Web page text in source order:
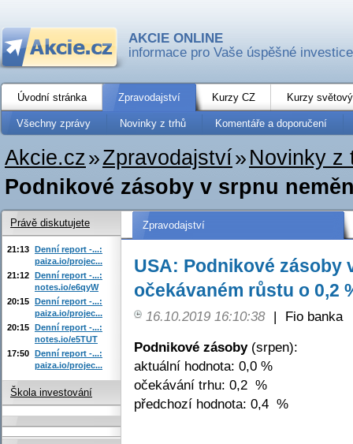
AKCIE ONLINE
informace pro Vaše úspěšné investice
Úvodní stránka Zpravodajství Kurzy CZ Kurzy
Všechny zprávy Novinky z trhů Komentáře a doporučení
Akcie.cz»Zpravodajství» Novinky z
Podnikové zásoby v srpnu
Zpravodajství
USA: Podnikové zásoby
očekávaném růstu o 0,2
16.10.2019 16:10:38 |
Fio banka
Podnikové zásoby(srpen):
aktuální hodnota: 0,0 %
očekávání trhu: 0,2 %
předchozí hodnota: 0,4 %
Právě diskutujete
21:13 Denní report -...:
paiza.io/projec...
21:12 Denní report -...:
notes.io/e6qyW
20:15 Denní report -...:
paiza.io/projec...
20:15 Denní report -...:
notes.io/e5TUT
17:50 Denní report -...:
paiza.io/projec...
Škola investování